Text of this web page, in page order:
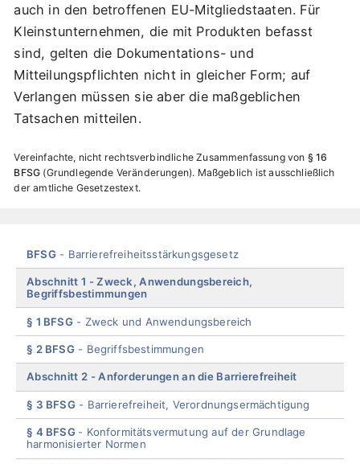
auch in den betroffenen EU-Mitgliedstaaten. Für
Kleinstunternehmen, die mit Produkten befasst
sind, gelten die Dokumentations- und
Mitteilungspflichten nicht in gleicher Form; auf
Verlangen müssen sie aber die maßgeblichen
Tatsachen mitteilen.
Vereinfachte, nicht rechtsverbindliche Zusammenfassung von § 16
BFSG Grundlegende Veränderungen . Maßgeblich ist ausschließlich
der amtliche Gesetzestext.
Skip
menu
BFSG Barrierefreiheitsstärkungsgesetz
Abschnitt 1
Zweck, Anwendungsbereich,
Begriffsbestimmungen
§ 1 BFSG Zweck und Anwendungsbereich
§ 2 BFSG Begriffsbestimmungen
Abschnitt 2 Anforderungen an die Barrierefreiheit
§ 3 BFSG Barrierefreiheit, Verordnungsermächtigung
§ 4 BFSG
Konformitätsvermutung auf der Grundlage
harmonisierter Normen